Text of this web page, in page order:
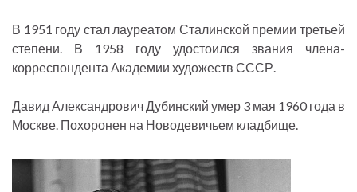
В 1951 году стал лауреатом Сталинской премии третьей
степени. В 1958 году удостоился звания члена-
корреспондента Академии художеств СССР.
Давид Александрович Дубинский умер 3 мая 1960 года в
Москве. Похоронен на Новодевичьем кладбище.